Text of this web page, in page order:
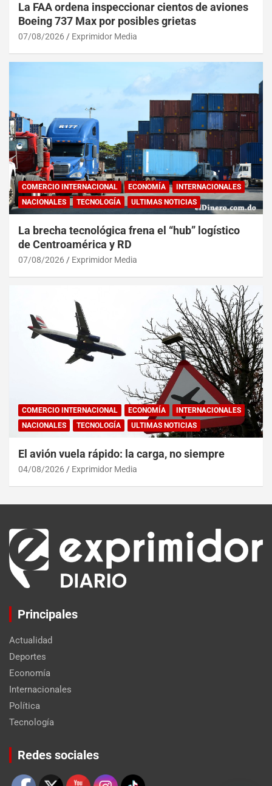
La FAA ordena inspeccionar cientos de aviones
Boeing 737 Max por posibles grietas
07/08/2026 Exprimidor Media
COMERCIO INTERNACIONAL ECONOMÍA
INTERNACIONALES
NACIONALES
TECNOLOGÍA ULTIMAS NOTICIAS
La brecha tecnológica frena el “hub” logístico
de Centroamérica y RD
07/08/2026 Exprimidor Media
COMERCIO INTERNACIONAL ECONOMÍA
INTERNACIONALES
NACIONALES
TECNOLOGÍA ULTIMAS NOTICIAS
El avión vuela rápido: la carga, no siempre
04/08/2026 Exprimidor Media
Principales
Actualidad
Deportes
Economía
Internacionales
Política
Tecnología
Redes sociales